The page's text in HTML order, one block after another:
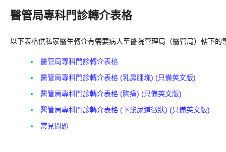
醫管局專科門診轉介表格
以下表格供私家醫生轉介有需要病人至醫院管理局（醫管局）轄下的
醫管局專科門診轉介表格
醫管局專科門診轉介表格 (乳房腫塊) (只備英文版)
醫管局專科門診轉介表格 (胸痛) (只備英文版)
醫管局專科門診轉介表格 (下泌尿道徵狀) (只備英文版)
常見問題